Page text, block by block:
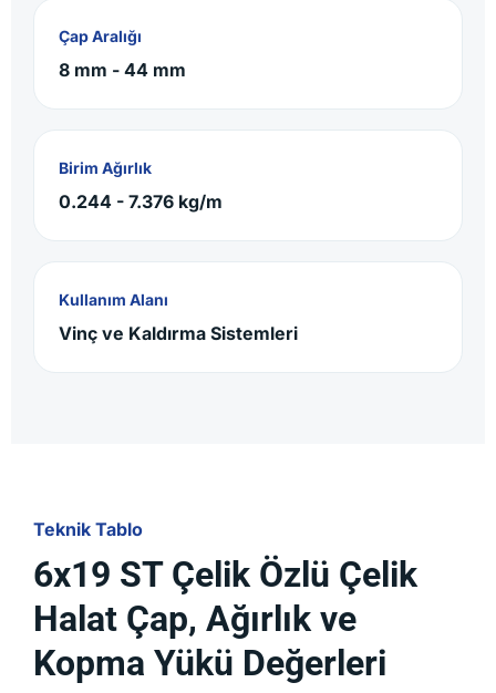
Çap Aralığı
8 mm - 44 mm
Birim Ağırlık
0.244 - 7.376 kg/m
Kullanım Alanı
Vinç ve Kaldırma Sistemleri
Teknik Tablo
6x19 ST Çelik Özlü Çelik
Halat Çap, Ağırlık ve
Kopma Yükü Değerleri